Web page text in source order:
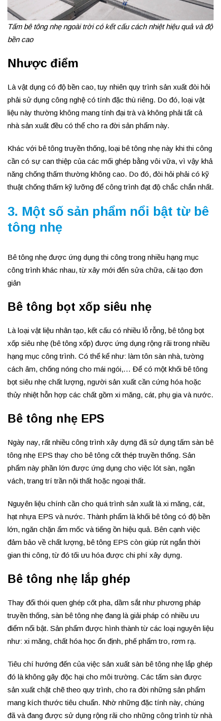
Tấm bê tông nhẹ ngoài trời có kết cấu cách nhiệt hiệu quả và độ
bền cao
Nhược điểm
Là vật dụng có độ bền cao, tuy nhiên quy trình sản xuất đòi hỏi
phải sử dụng công nghệ có tính đặc thù riêng. Do đó, loại vật
liệu này thường không mang tính đại trà và không phải tất cả
nhà sản xuất đều có thể cho ra đời sản phẩm này.
Khác với bê tông truyền thống, loại bê tông nhẹ này khi thi công
cần có sự can thiệp của các mối ghép bằng vôi vữa, vì vậy khả
năng chống thấm thường không cao. Do đó, đòi hỏi phải có kỹ
thuật chống thấm kỹ lưỡng để công trình đạt độ chắc chắn nhất.
3. Một số sản phẩm nổi bật từ bê
tông nhẹ
Bê tông nhẹ được ứng dụng thi công trong nhiều hạng mục
công trình khác nhau, từ xây mới đến sửa chữa, cải tạo đơn
giản
Bê tông bọt xốp siêu nhẹ
Là loại vật liệu nhân tạo, kết cấu có nhiều lỗ rỗng, bê tông bọt
xốp siêu nhẹ (bê tông xốp) được ứng dụng rộng rãi trong nhiều
hạng mục công trình. Có thể kể như: làm tôn sàn nhà, tường
cách âm, chống nóng cho mái ngói,… Để có một khối bê tông
bọt siêu nhẹ chất lượng, người sản xuất cần cứng hóa hoặc
thủy nhiệt hỗn hợp các chất gồm xi măng, cát, phụ gia và nước.
Bê tông nhẹ EPS
Ngày nay, rất nhiều công trình xây dựng đã sử dụng tấm sàn bê
tông nhẹ EPS thay cho bê tông cốt thép truyền thống. Sản
phẩm này phần lớn được ứng dụng cho việc lót sàn, ngăn
vách, trang trí trần nội thất hoặc ngoại thất.
Nguyên liệu chính cần cho quá trình sản xuất là xi măng, cát,
hạt nhựa EPS và nước. Thành phẩm là khối bê tông có độ bền
lớn, ngăn chặn ẩm mốc và tiếng ồn hiệu quả. Bên cạnh việc
đảm bảo về chất lượng, bê tông EPS còn giúp rút ngắn thời
gian thi công, từ đó tối ưu hóa được chi phí xây dựng.
Bê tông nhẹ lắp ghép
Thay đổi thói quen ghép cốt pha, dầm sắt như phương pháp
truyền thống, sàn bê tông nhẹ đang là giải pháp có nhiều ưu
điểm nổi bật. Sản phẩm được hình thành từ các loại nguyên liệu
như: xi măng, chất hóa học ổn định, phế phẩm tro, rơm rạ.
Tiêu chí hướng đến của việc sản xuất sàn bê tông nhẹ lắp ghép
đó là không gây độc hại cho môi trường. Các tấm sàn được
sản xuất chặt chẽ theo quy trình, cho ra đời những sản phẩm
mang kích thước tiêu chuẩn. Nhờ những đặc tính này, chúng
đã và đang được sử dụng rộng rãi cho những công trình từ nhà